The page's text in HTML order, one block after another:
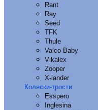
Rant
Ray
Seed
TFK
Thule
Valco Baby
Vikalex
Zooper
X-lander
Коляски-трости
Esspero
Inglesina